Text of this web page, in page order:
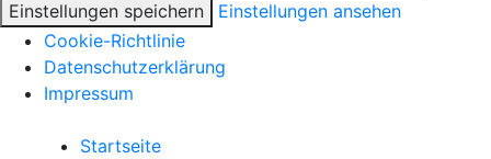
Einstellungen speichern
Einstellungen ansehen
Cookie-Richtlinie
Datenschutzerklärung
Impressum
Startseite